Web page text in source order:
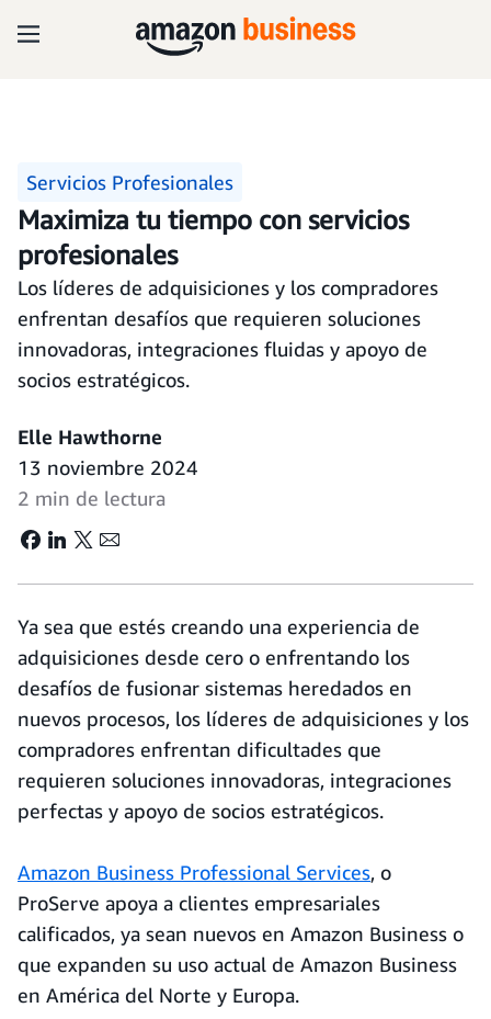
Servicios Profesionales
Maximiza tu tiempo con servicios
profesionales
Los líderes de adquisiciones y los compradores
enfrentan desafíos que requieren soluciones
innovadoras, integraciones fluidas y apoyo de
socios estratégicos.
Elle Hawthorne
13 noviembre 2024
2 min de lectura
Ya sea que estés creando una experiencia de
adquisiciones desde cero o enfrentando los
desafíos de fusionar sistemas heredados en
nuevos procesos, los líderes de adquisiciones y los
compradores enfrentan dificultades que
requieren soluciones innovadoras, integraciones
perfectas y apoyo de socios estratégicos.
Amazon Business Professional Services, o
ProServe apoya a clientes empresariales
calificados, ya sean nuevos en Amazon Business o
que expanden su uso actual de Amazon Business
en América del Norte y Europa.